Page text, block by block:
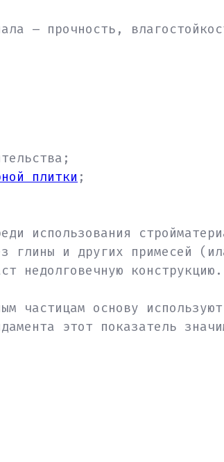
– прочность,
плитки ;
использования
глины и других примесей
недолговечную конструкцию.
частицам основу
этот показатель